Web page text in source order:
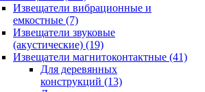
Извещатели вибрационные и
емкостные (7)
Извещатели звуковые
(акустические) (19)
Извещатели магнитоконтактные (41)
Для деревянных
конструкций (13)